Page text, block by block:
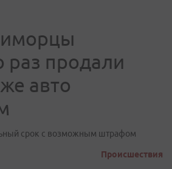
раз продали
авто
срок с возможным штрафом
Происшествия